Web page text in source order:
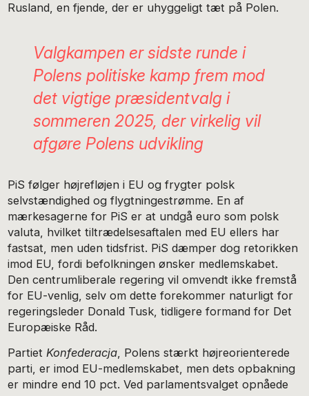
Rusland, en fjende, der er uhyggeligt tæt på Polen.
Valgkampen er sidste runde i
Polens politiske kamp frem mod
det vigtige præsidentvalg i
sommeren 2025, der virkelig vil
afgøre Polens udvikling
PiS følger højrefløjen i EU og frygter polsk
selvstændighed og flygtningestrømme. En af
mærkesagerne for PiS er at undgå euro som polsk
valuta, hvilket tiltrædelsesaftalen med EU ellers har
fastsat, men uden tidsfrist. PiS dæmper dog retorikken
imod EU, fordi befolkningen ønsker medlemskabet.
Den centrumliberale regering vil omvendt ikke fremstå
for EU-venlig, selv om dette forekommer naturligt for
regeringsleder Donald Tusk, tidligere formand for Det
Europæiske Råd.
Partiet Konfederacja , Polens stærkt højreorienterede
parti, er imod EU-medlemskabet, men dets opbakning
er mindre end 10 pct. Ved parlamentsvalget opnåede